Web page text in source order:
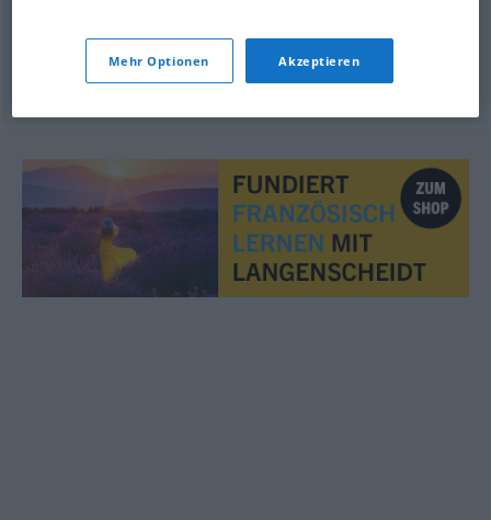
Wunderwaffe,Patentlösung ,Wundermittel
Mehr Optionen Akzeptieren